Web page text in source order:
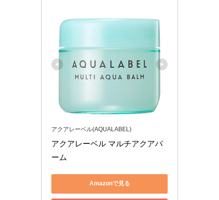
アクアレーベル(AQUALABEL)
アクアレーベル マルチアクアバ
ーム
Amazonで見る